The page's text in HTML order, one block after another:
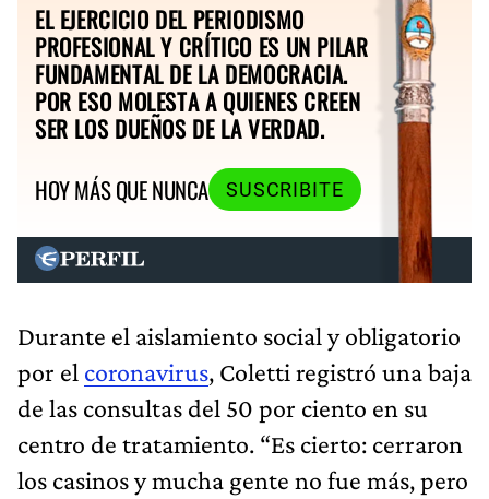
EL EJERCICIO DEL PERIODISMO
PROFESIONAL Y CRÍTICO ES UN PILAR
FUNDAMENTAL DE LA DEMOCRACIA.
POR ESO MOLESTA A QUIENES CREEN
SER LOS DUEÑOS DE LA VERDAD.
HOY MÁS QUE NUNCA
SUSCRIBITE
Durante el aislamiento social y obligatorio
por el coronavirus, Coletti registró una baja
de las consultas del 50 por ciento en su
centro de tratamiento. “Es cierto: cerraron
los casinos y mucha gente no fue más, pero